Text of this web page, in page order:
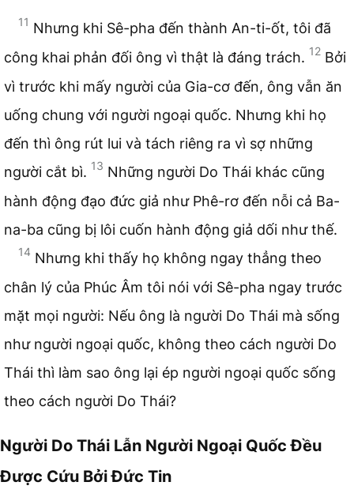
11 Nhưng khi Sê-pha đến thành An-ti-ốt, tôi đã
công khai phản đối ông vì thật là đáng trách. 12 Bởi
vì trước khi mấy người của Gia-cơ đến, ông vẫn ăn
uống chung với người ngoại quốc. Nhưng khi họ
đến thì ông rút lui và tách riêng ra vì sợ những
người cắt bì. 13 Những người Do Thái khác cũng
hành động đạo đức giả như Phê-rơ đến nỗi cả Ba-
na-ba cũng bị lôi cuốn hành động giả dối như thế.
14 Nhưng khi thấy họ không ngay thẳng theo
chân lý của Phúc Âm tôi nói với Sê-pha ngay trước
mặt mọi người: Nếu ông là người Do Thái mà sống
như người ngoại quốc, không theo cách người Do
Thái thì làm sao ông lại ép người ngoại quốc sống
theo cách người Do Thái?
Người Do Thái Lẫn Người Ngoại Quốc Đều
Được Cứu Bởi Đức Tin